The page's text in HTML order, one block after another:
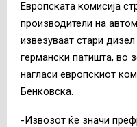
Европската комисија
производители на
извезуваат стари
германски патишта, во
нагласи европскиот
Бенковска.
-Извозот ќе значи